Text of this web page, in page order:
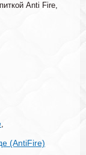
Anti Fire,
,
(AntiFire)